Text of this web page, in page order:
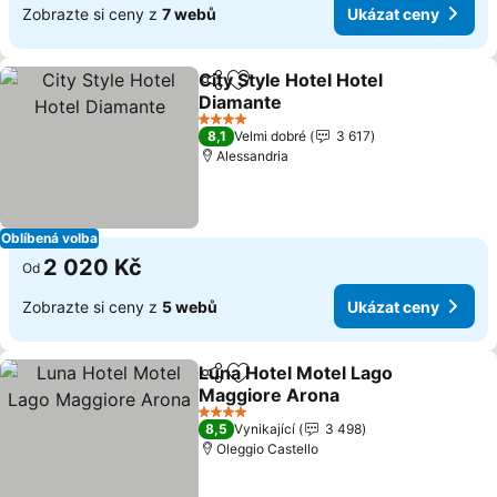
Zobrazte si ceny z 7 webů Ukázat ceny
Oblíbená volba
SdíletPřidat na seznam oblíbených
City Style Hotel Hotel
Diamante
Ukázat ceny
4 Počet hvězdiček
8,1 Velmi dobré
3 617
Alessandria
Od 2 020 Kč
Zobrazte si ceny z 5 webů Ukázat ceny
SdíletPřidat na seznam oblíbených
Luna Hotel Motel Lago
Maggiore Arona
Ukázat ceny
4 Počet hvězdiček
8,5 Vynikající
3 498
Oleggio Castello